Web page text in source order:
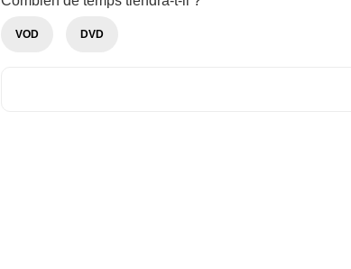
VOD DVD